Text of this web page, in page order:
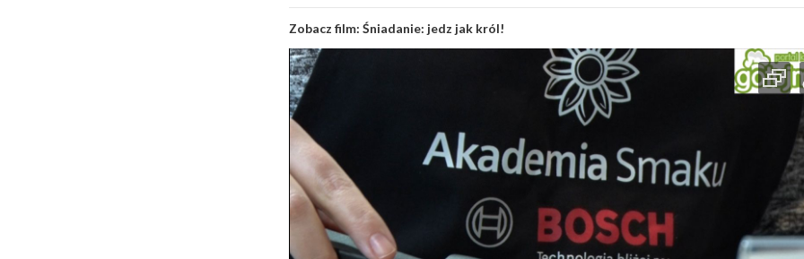
Zobacz film: Śniadanie: jedz jak król!